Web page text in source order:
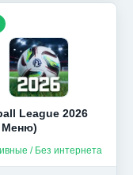
League 2026
/ Без интернета